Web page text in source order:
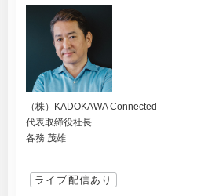
（株）KADOKAWA Connected
代表取締役社長
各務 茂雄
ライブ配信あり